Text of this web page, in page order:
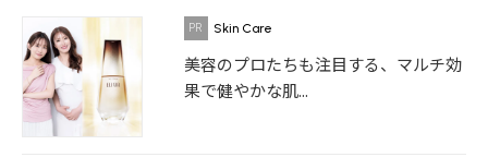
Skin Care
美容のプロたちも注目する、マルチ効
果で健やかな肌...